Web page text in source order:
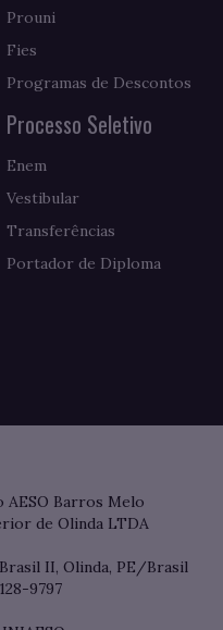
Prouni
Fies
Programas de Descontos
Processo Seletivo
Enem
Vestibular
Transferências
Portador de Diploma
Barros Melo
de Olinda LTDA
II, Olinda, PE/Brasil
9797